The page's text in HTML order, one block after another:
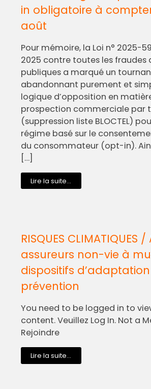
in obligatoire à compter
août
Pour mémoire, la Loi n° 2025-
2025 contre toutes les fraudes
publiques a marqué un
abandonnant purement et
logique d’opposition en
prospection commerciale par
(suppression liste BLOCTEL)
régime basé sur le
du consommateur (opt-in).
[…]
Lire la suite...
RISQUES CLIMATIQUES
assureurs non-vie à
dispositifs
prévention
You need to be logged in to
content. Veuillez Log In. Not a
Rejoindre
Lire la suite...